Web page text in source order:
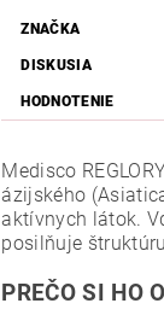
ZNAČKA
DISKUSIA
HODNOTENIE
Medisco
ázijského
aktívnych látok.
posilňuje
PREČO SI HO